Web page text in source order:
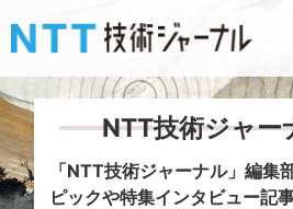
新着情報
NTT技術ジャー
「NTT技術ジャーナル」編集
ピックや特集インタビュー記